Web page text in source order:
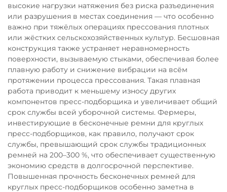
высокие нагрузки натяжения без риска разъединения
или разрушения в местах соединения — что особенно
важно при тяжёлых операциях прессования плотных
или жёстких сельскохозяйственных культур. Бесшовная
конструкция также устраняет неравномерность
поверхности, вызываемую стыками, обеспечивая более
плавную работу и снижение вибрации на всём
протяжении процесса прессования. Такая плавная
работа приводит к меньшему износу других
компонентов пресс-подборщика и увеличивает общий
срок службы всей уборочной системы. Фермеры,
инвестирующие в бесконечные ремни для круглых
пресс-подборщиков, как правило, получают срок
службы, превышающий срок службы традиционных
ремней на 200–300 %, что обеспечивает существенную
экономию средств в долгосрочной перспективе.
Повышенная прочность бесконечных ремней для
круглых пресс-подборщиков особенно заметна в